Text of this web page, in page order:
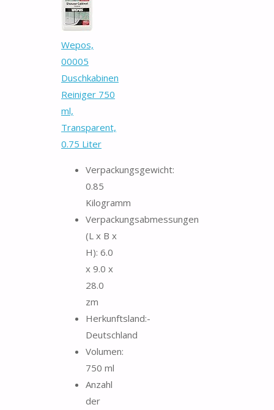
Wepos,
00005
Duschkabinen
Reiniger 750
ml,
Transparent,
0.75 Liter
Verpackungsgewicht:
0.85
Kilogramm
Verpackungsabmessungen
(L x B x
H): 6.0
x 9.0 x
28.0
zm
Herkunftsland:-
Deutschland
Volumen:
750 ml
Anzahl
der